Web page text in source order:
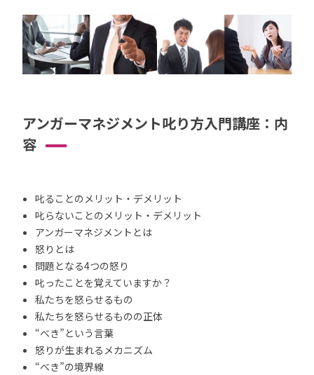
アンガーマネジメント叱り方入門講座：内
容
叱ることのメリット・デメリット
叱らないことのメリット・デメリット
アンガーマネジメントとは
怒りとは
問題となる4つの怒り
叱ったことを覚えていますか？
私たちを怒らせるもの
私たちを怒らせるものの正体
“べき”という言葉
怒りが生まれるメカニズム
“べき”の境界線